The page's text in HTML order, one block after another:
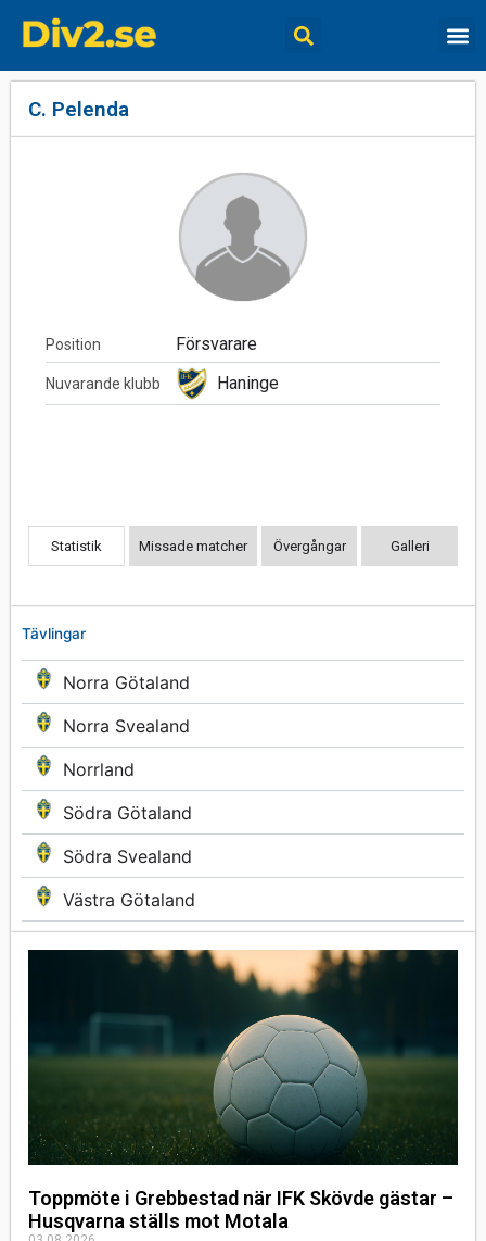
Tävlingar
Norra Götaland
Norra Svealand
Norrland
Södra Götaland
Södra Svealand
Västra Götaland
Toppmöte i Grebbestad när IFK Skövde gästar –
Husqvarna ställs mot Motala
C. Pelenda
Position Försvarare
Nuvarande klubb Haninge
Statistik Missade matcher Övergångar Galleri